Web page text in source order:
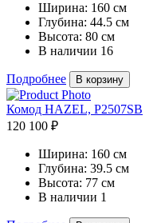
Ширина: 160 см
Глубина: 44.5 см
Высота: 80 см
В наличии 16
Подробнее В корзину
Комод HAZEL, P2507SB
120 100 ₽
Ширина: 160 см
Глубина: 39.5 см
Высота: 77 см
В наличии 1